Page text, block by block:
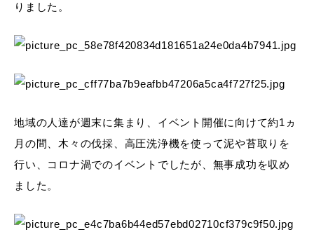
りました。
地域の人達が週末に集まり、イベント開催に向けて約1ヵ
月の間、木々の伐採、高圧洗浄機を使って泥や苔取りを
行い、コロナ渦でのイベントでしたが、無事成功を収め
ました。